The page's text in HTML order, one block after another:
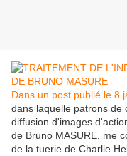
Dans un post publié le 8
dans laquelle patrons de
diffusion d'images
de Bruno MASURE, me
de la tuerie de Charlie